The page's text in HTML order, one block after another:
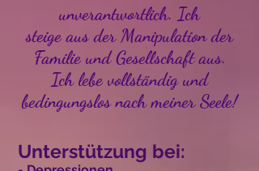
unverantwortlich. Ich
steige aus der Manipulation der
Familie und Gesellschaft aus.
Ich lebe vollständig und
bedingungslos nach meiner Seele!
Unterstützung bei: